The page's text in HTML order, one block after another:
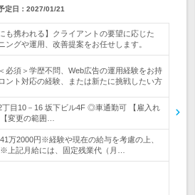
定日： 2027/01/21
も携われる】クライアントの要望に応じた
ングや運用、改善提案をお任せします。
必須＞学歴不問、Web広告の運用経験をお持
ント対応の経験、または新たに挑戦したい方
丁目10－16 坂下ビル4F ◎車通勤可 【雇入れ
変更の範囲…
万2000円※経験や現在の給与を考慮の上、
上記月給には、固定残業代（月…